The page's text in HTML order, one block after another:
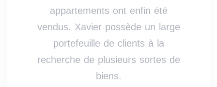
appartements ont enfin été
vendus. Xavier possède un large
portefeuille de clients à la
recherche de plusieurs sortes de
biens.